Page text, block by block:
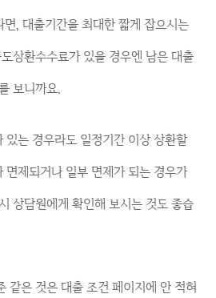
, 대출기간을 최대한 짧게 잡으시는
상환수수료가 있을 경우엔 남은 대출
보니까요.
있는 경우라도 일정기간 이상 상환할
면제되거나 일부 면제가 되는 경우가
상담원에게 확인해 보시는 것도 좋습
같은 것은 대출 조건 페이지에 안 적혀